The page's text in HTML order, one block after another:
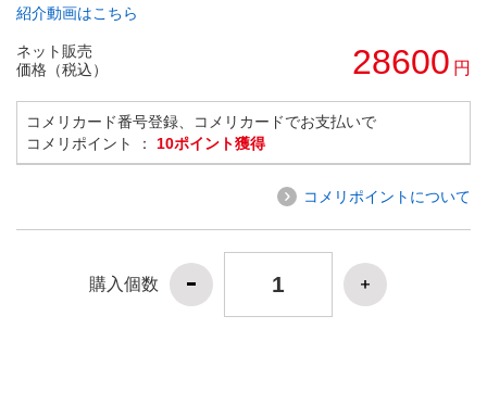
紹介動画はこちら
ネット販売
価格（税込）
28600 円
コメリカード番号登録、コメリカードでお支払いで
コメリポイント ： 10ポイント獲得
コメリポイントについて
購入個数